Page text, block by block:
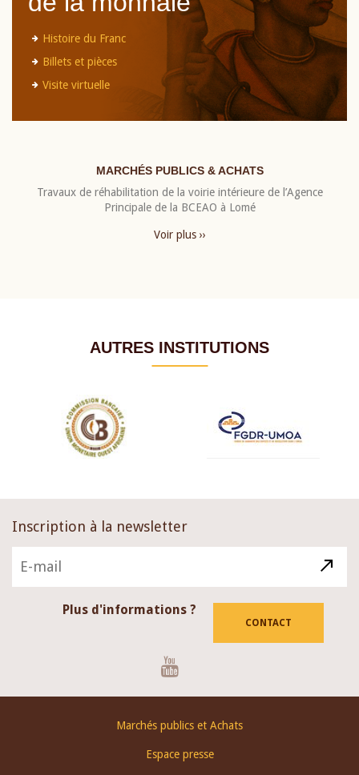
Histoire du Franc
Billets et pièces
Visite virtuelle
MARCHÉS PUBLICS & ACHATS
Travaux de réhabilitation de la voirie intérieure de l’Agence
Principale de la BCEAO à Lomé
Voir plus ››
AUTRES INSTITUTIONS
Inscription à la newsletter
Plus d'informations ?
CONTACT
Marchés publics et Achats
Espace presse